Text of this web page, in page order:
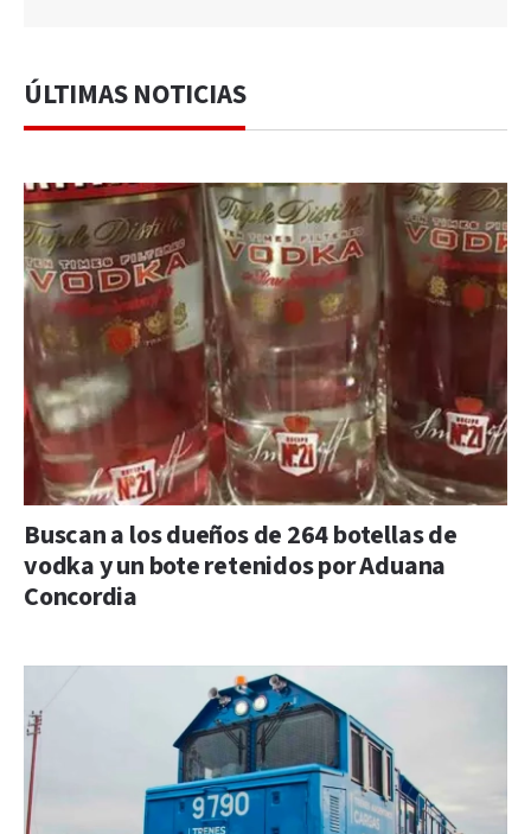
ÚLTIMAS NOTICIAS
Buscan a los dueños de 264 botellas de
vodka y un bote retenidos por Aduana
Concordia